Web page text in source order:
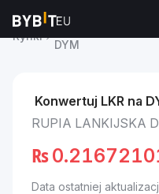
Rynki
Cena Dymension
DYM
Konwertuj LKR na
RUPIA LANKIJSKA
₨
Data ostatniej